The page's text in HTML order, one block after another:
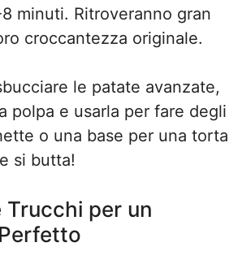
minuti. Ritroveranno gran
croccantezza originale.
le patate avanzate,
polpa e usarla per fare degli
o una base per una torta
si butta!
Trucchi per un